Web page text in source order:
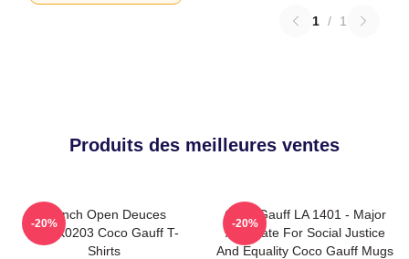
1 / 1
Produits des meilleures ventes
French Open Deuces
DTNK0203 Coco Gauff T-
Shirts
-20%
Coco Gauff LA 1401 - Major
Advocate For Social Justice
And Equality Coco Gauff Mugs
-20%